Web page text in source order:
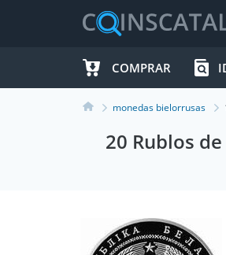
COMPRAR
monedas bielorrusas
20 Rublos